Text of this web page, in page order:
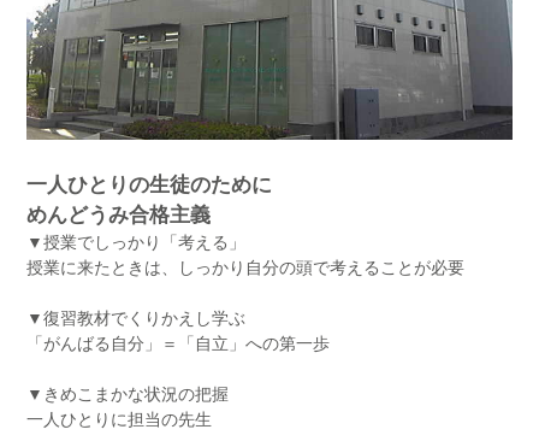
一人ひとりの生徒のために
めんどうみ合格主義
▼授業でしっかり「考える」
授業に来たときは、しっかり自分の頭で考えることが必要
▼復習教材でくりかえし学ぶ
「がんばる自分」＝「自立」への第一歩
▼きめこまかな状況の把握
一人ひとりに担当の先生